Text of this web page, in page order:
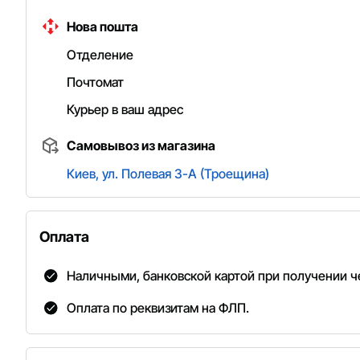
Нова пошта
Отделение
Почтомат
Курьер в ваш адрес
Самовывоз из магазина
Киев, ул. Полевая 3-А (Троещина)
Оплата
Наличными, банковской картой при получении
Оплата по реквизитам на ФЛП.